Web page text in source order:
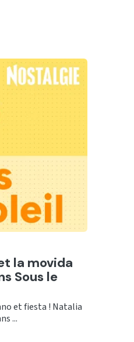
la movida
Sous le
et fiesta ! Natalia
...